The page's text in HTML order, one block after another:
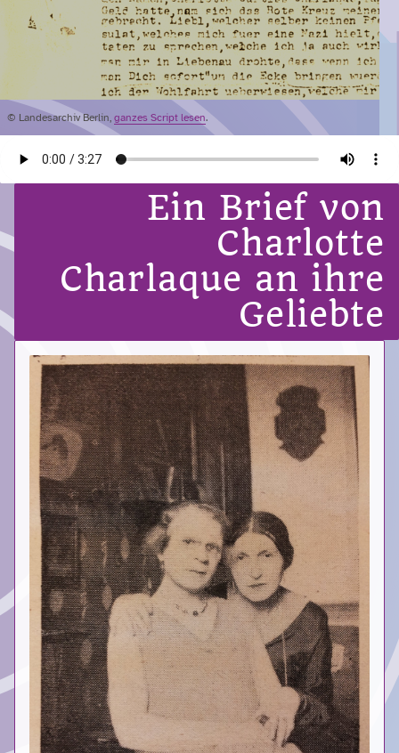
© Landesarchiv Berlin, ganzes Script lesen.
Ein Brief von
Charlotte
Charlaque an ihre
Geliebte